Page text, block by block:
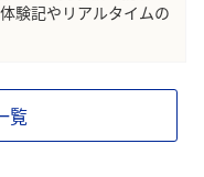
験記やリアルタイムの
覧